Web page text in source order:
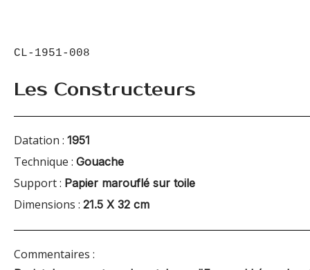
CL-1951-008
Les Constructeurs
Datation : 1951
Technique : Gouache
Support : Papier marouflé sur toile
Dimensions : 21.5 X 32 cm
Commentaires :